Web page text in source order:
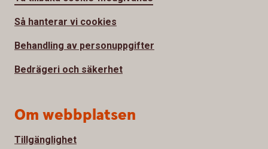
Så hanterar vi cookies
Behandling av personuppgifter
Bedrägeri och säkerhet
Om webbplatsen
Tillgänglighet